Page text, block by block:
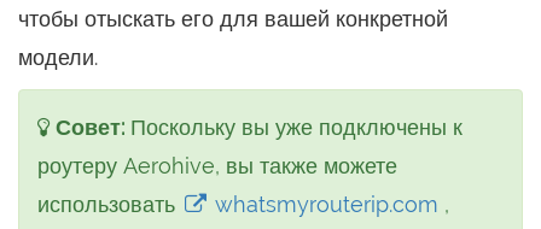
чтобы отыскать его для вашей конкретной
модели.
Совет: Поскольку вы уже подключены к
роутеру Aerohive, вы также можете
использовать
whatsmyrouterip.com ,